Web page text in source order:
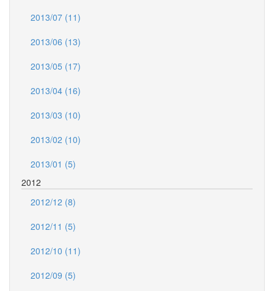
2013/07 (11)
2013/06 (13)
2013/05 (17)
2013/04 (16)
2013/03 (10)
2013/02 (10)
2013/01 (5)
2012
2012/12 (8)
2012/11 (5)
2012/10 (11)
2012/09 (5)